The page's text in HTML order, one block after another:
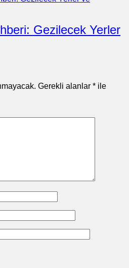
Gezilecek Yerler
Gerekli alanlar * ile